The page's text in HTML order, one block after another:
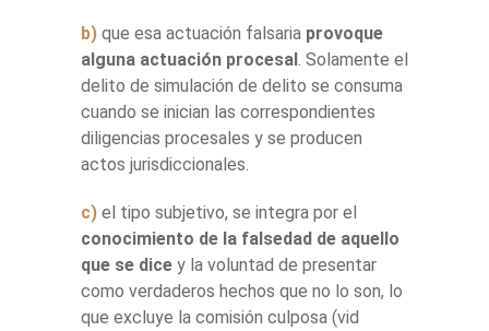
b) que esa actuación falsaria provoque
alguna actuación procesal . Solamente el
delito de simulación de delito se consuma
cuando se inician las correspondientes
diligencias procesales y se producen
actos jurisdiccionales.
c) el tipo subjetivo, se integra por el
conocimiento de la falsedad de aquello
que se dice y la voluntad de presentar
como verdaderos hechos que no lo son, lo
que excluye la comisión culposa (vid